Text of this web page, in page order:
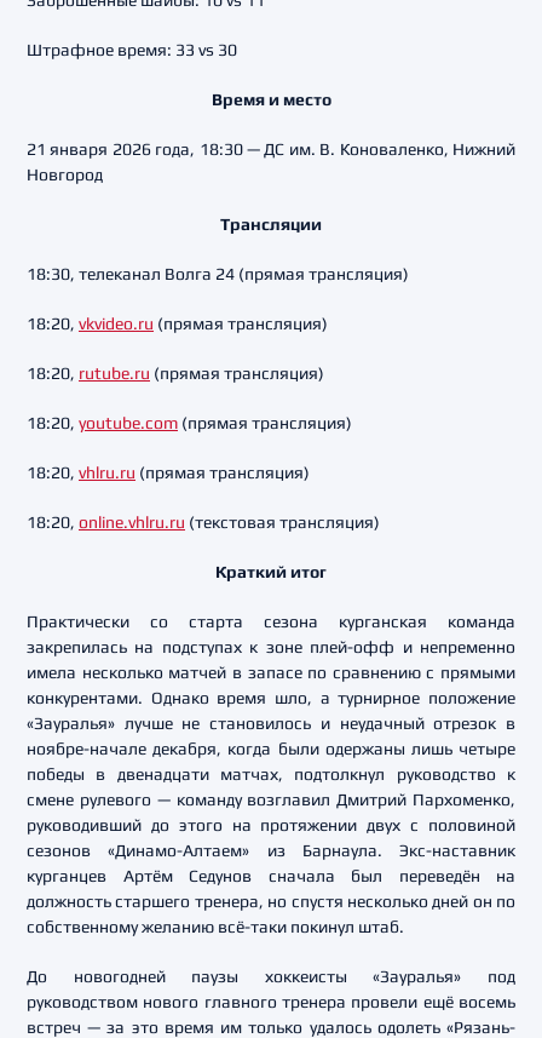
Штрафное время: 33 vs 30
Время и место
21 января 2026 года, 18:30 — ДС им. В. Коноваленко, Нижний
Новгород
Трансляции
18:30, телеканал Волга 24 (прямая трансляция)
18:20, vkvideo.ru (прямая трансляция)
18:20, rutube.ru (прямая трансляция)
18:20, youtube.com (прямая трансляция)
18:20, vhlru.ru (прямая трансляция)
18:20, online.vhlru.ru (текстовая трансляция)
Краткий итог
Практически со старта сезона курганская команда
закрепилась на подступах к зоне плей-офф и непременно
имела несколько матчей в запасе по сравнению с прямыми
конкурентами. Однако время шло, а турнирное положение
«Зауралья» лучше не становилось и неудачный отрезок в
ноябре-начале декабря, когда были одержаны лишь четыре
победы в двенадцати матчах, подтолкнул руководство к
смене рулевого — команду возглавил Дмитрий Пархоменко,
руководивший до этого на протяжении двух с половиной
сезонов «Динамо-Алтаем» из Барнаула. Экс-наставник
курганцев Артём Седунов сначала был переведён на
должность старшего тренера, но спустя несколько дней он по
собственному желанию всё-таки покинул штаб.
До новогодней паузы хоккеисты «Зауралья» под
руководством нового главного тренера провели ещё восемь
встреч — за это время им только удалось одолеть «Рязань-